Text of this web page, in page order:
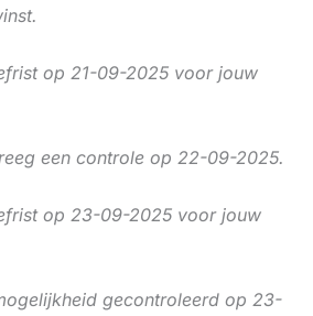
op 21-09-2025 voor jouw
een controle op 22-09-2025.
op 23-09-2025 voor jouw
gecontroleerd op 23-